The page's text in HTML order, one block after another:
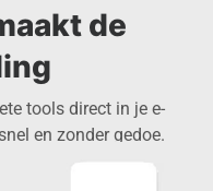
de
tools direct in je e-
en zonder gedoe.